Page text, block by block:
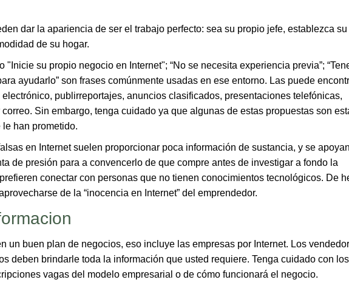
dar la apariencia de ser el trabajo perfecto: sea su propio jefe, establezca
de su hogar.
"Inicie su propio negocio en Internet"; “No se necesita experiencia previa”;
ayudarlo” son frases comúnmente usadas en ese entorno. Las puede
electrónico, publirreportajes, anuncios clasificados, presentaciones telefónicas,
Sin embargo, tenga cuidado ya que algunas de estas propuestas son
han prometido.
en Internet suelen proporcionar poca información de sustancia, y se apoyan
de presión para a convencerlo de que compre antes de investigar a fondo la
conectar con personas que no tienen conocimientos tecnológicos. De
de la “inocencia en Internet” del emprendedor.
un buen plan de negocios, eso incluye las empresas por Internet. Los
deben brindarle toda la información que usted requiere. Tenga cuidado con los
vagas del modelo empresarial o de cómo funcionará el negocio.